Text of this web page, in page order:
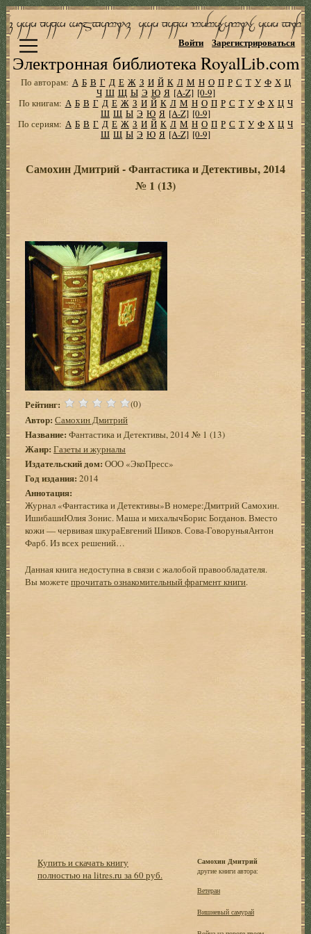
Электронная библиотека RoyalLib.com
Войти Зарегистрироваться
По авторам: А Б В Г Д Е Ж З И Й К Л М Н О П Р С Т У Ф Х Ц
Ч Ш Щ Ы Э Ю Я [A-Z] [0-9]
По книгам: А Б В Г Д Е Ж З И Й К Л М Н О П Р С Т У Ф Х Ц Ч
Ш Щ Ы Э Ю Я [A-Z] [0-9]
По сериям: А Б В Г Д Е Ж З И Й К Л М Н О П Р С Т У Ф Х Ц Ч
Ш Щ Ы Э Ю Я [A-Z] [0-9]
Самохин Дмитрий - Фантастика и Детективы, 2014
№ 1 (13)
Рейтинг: (0)
Автор: Самохин Дмитрий
Название: Фантастика и Детективы, 2014 № 1 (13)
Жанр: Газеты и журналы
Издательский дом: ООО «ЭкоПресс»
Год издания: 2014
Аннотация:
Журнал «Фантастика и Детективы»В номере:Дмитрий Самохин.
ИшибашиЮлия Зонис. Маша и михалычБорис Богданов. Вместо
кожи — червивая шкураЕвгений Шиков. Сова-ГоворуньяАнтон
Фарб. Из всех решений…
Данная книга недоступна в связи с жалобой правообладателя.
Вы можетепрочитать ознакомительный фрагмент книги.
Купить и скачать книгу
полностью на litres.ru за 60 руб.
Самохин Дмитрий
другие книги автора:
Ветеран
Вишневый самурай